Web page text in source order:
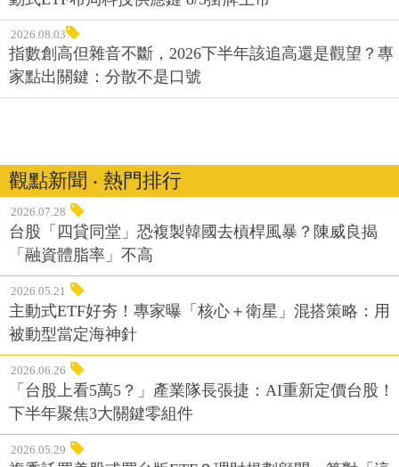
指數創高但雜音不斷，2026下半年該追高還是觀望？專
家點出關鍵：分散不是口號
2026.07.28
台股「四貸同堂」恐複製韓國去槓桿風暴？陳威良揭
「融資體脂率」不高
2026.05.21
主動式ETF好夯！專家曝「核心＋衛星」混搭策略：用
被動型當定海神針
2026.06.26
「台股上看5萬5？」產業隊長張捷：AI重新定價台股！
下半年聚焦3大關鍵零組件
2026.05.29
複委託買美股或買台版ETF？理財規劃顧問：算對「這
筆稅」才是真正報酬